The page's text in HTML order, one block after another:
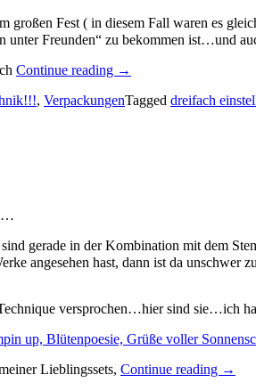
großen Fest ( in diesem Fall waren es
unter Freunden“ zu bekommen ist…und
Continue reading „Ein
Mäuse
→
, VerpackungenTagged dreifach
gerade in der Kombination mit dem
angesehen hast, dann ist da unschwer
versprochen…hier sind sie…ich
Lieblingssets, Continue reading →